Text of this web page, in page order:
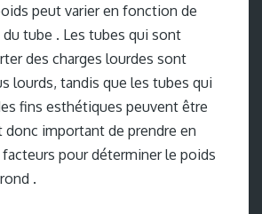
peut varier en fonction de
tube . Les tubes qui sont
des charges lourdes sont
lourds, tandis que les tubes qui
fins esthétiques peuvent être
donc important de prendre en
pour déterminer le poids
.